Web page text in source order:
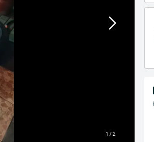
1 / 2